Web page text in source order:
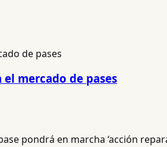
mercado de pases